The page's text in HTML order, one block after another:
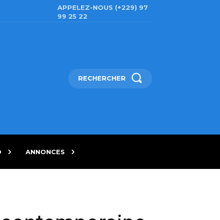
APPELEZ-NOUS (+229) 97
99 25 22
RECHERCHER
ANNONCES